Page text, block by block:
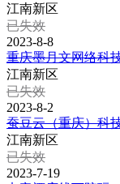
江南新区
已失效
2023-8-8
重庆墨月文网络科
江南新区
已失效
2023-8-2
蚕豆云（重庆）科
江南新区
已失效
2023-7-19